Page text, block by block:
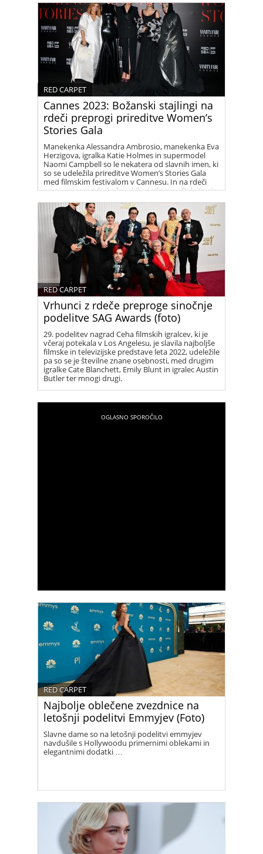
Cannes 2023: Božanski stajlingi na
rdeči preprogi prireditve Women’s
Stories Gala
RED CARPET
Manekenka Alessandra Ambrosio, manekenka Eva
Herzigova, igralka Katie Holmes in supermodel
Naomi Campbell so le nekatera od slavnih imen, ki
so se udeležila prireditve Women’s Stories Gala
med filmskim festivalom v Cannesu. In na rdeči
preprogi se je trlo božanskih stajlingov. Oglejte si v
Vrhunci z rdeče preproge sinočnje
podelitve SAG Awards (foto)
RED CARPET
29. podelitev nagrad Ceha filmskih igralcev, ki je
včeraj potekala v Los Angelesu, je slavila najboljše
filmske in televizijske predstave leta 2022, udeležile
pa so se je številne znane osebnosti, med drugim
igralke Cate Blanchett, Emily Blunt in igralec Austin
Butler ter mnogi drugi.
Najbolje oblečene zvezdnice na
letošnji podelitvi Emmyjev (Foto)
RED CARPET
Slavne dame so na letošnji podelitvi emmyjev
navdušile s Hollywoodu primernimi oblekami in
elegantnimi dodatki …